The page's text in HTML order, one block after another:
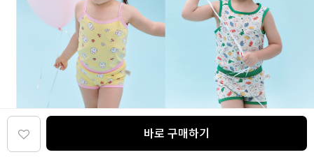
바로 구매하기